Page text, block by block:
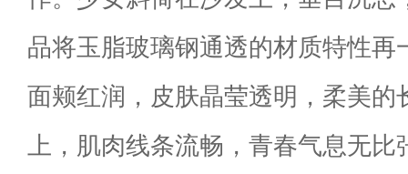
品将玉脂玻璃钢通透的材质特性再
面颊红润，皮肤晶莹透明，柔美的
上，肌肉线条流畅，青春气息无